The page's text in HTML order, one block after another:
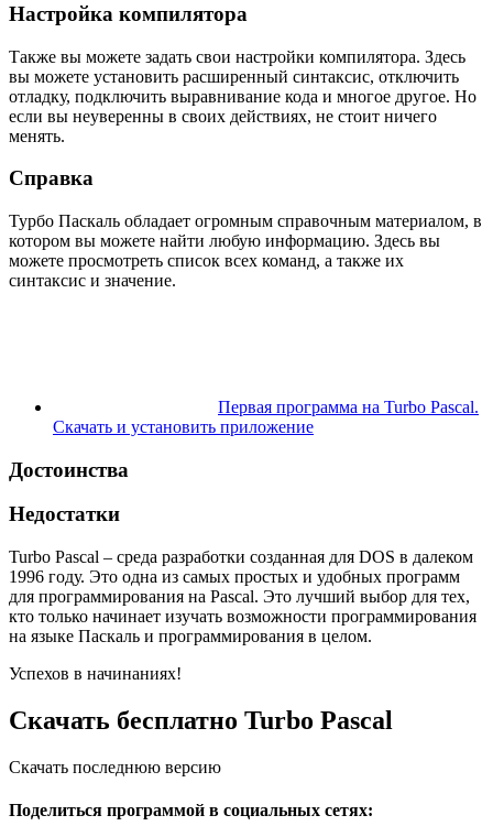
Настройка компилятора
Также вы можете задать свои настройки компилятора. Здесь
вы можете установить расширенный синтаксис, отключить
отладку, подключить выравнивание кода и многое другое. Но
если вы неуверенны в своих действиях, не стоит ничего
менять.
Справка
Турбо Паскаль обладает огромным справочным материалом, в
котором вы можете найти любую информацию. Здесь вы
можете просмотреть список всех команд, а также их
синтаксис и значение.
Первая программа на Turbo Pascal.
Скачать и установить приложение
Достоинства
Недостатки
Turbo Pascal – среда разработки созданная для DOS в далеком
1996 году. Это одна из самых простых и удобных программ
для программирования на Pascal. Это лучший выбор для тех,
кто только начинает изучать возможности программирования
на языке Паскаль и программирования в целом.
Успехов в начинаниях!
Скачать бесплатно Turbo Pascal
Скачать последнюю версию
Поделиться программой в социальных сетях: